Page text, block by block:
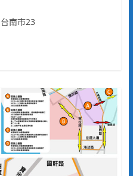
南市23